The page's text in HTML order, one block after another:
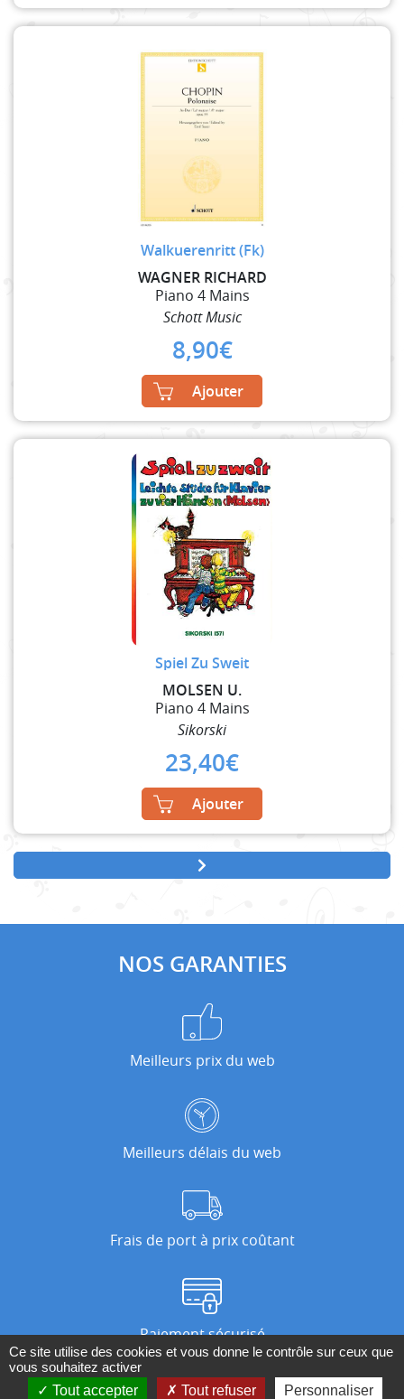
Walkuerenritt (Fk)
WAGNER RICHARD
Piano 4 Mains
Schott Music
8,90€
Ajouter
Spiel Zu Sweit
MOLSEN U.
Piano 4 Mains
Sikorski
23,40€
Ajouter
NOS GARANTIES
Meilleurs prix du web
Meilleurs délais du web
Frais de port à prix coûtant
Paiement sécurisé
Ce site utilise des cookies et vous donne le contrôle sur ceux que
vous souhaitez activer
Tout accepter
Tout refuser Personnaliser